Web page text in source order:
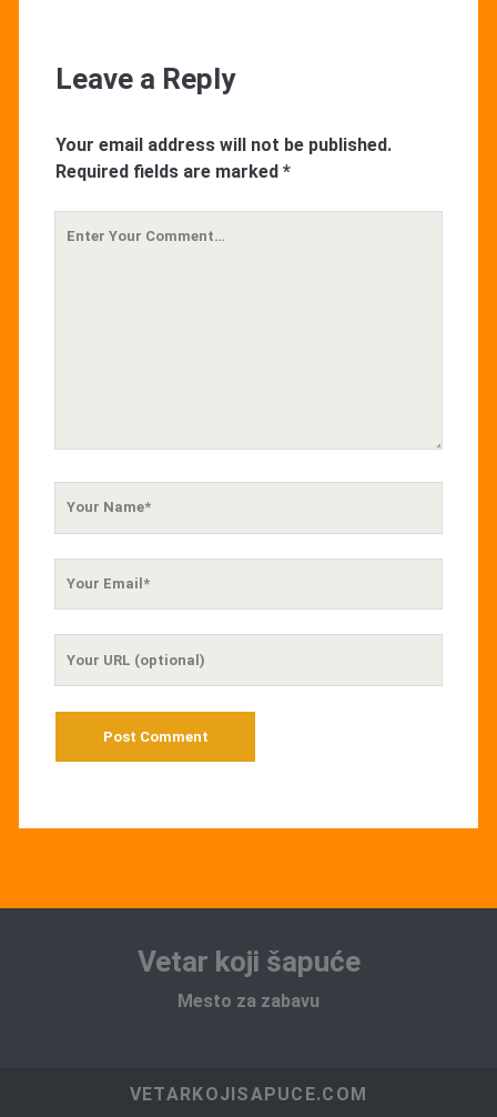
Leave a Reply
Your email address will not be published.
Required fields are marked *
Vetar koji šapuće
Mesto za zabavu
VETARKOJISAPUCE.COM